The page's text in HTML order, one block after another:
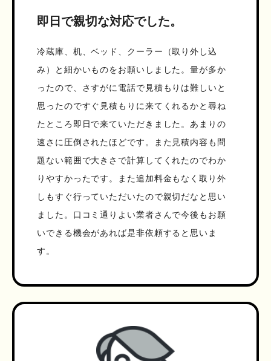
即日で親切な対応でした。
冷蔵庫、机、ベッド、クーラー（取り外し込
み）と細かいものをお願いしました。量が多か
ったので、さすがに電話で見積もりは難しいと
思ったのですぐ見積もりに来てくれるかと尋ね
たところ即日で来ていただきました。あまりの
速さに圧倒されたほどです。また見積内容も問
題ない範囲で大きさで計算してくれたのでわか
りやすかったです。また追加料金もなく取り外
しもすぐ行っていただいたので親切だなと思い
ました。口コミ通りよい業者さんで今後もお願
いできる機会があれば是非依頼すると思いま
す。